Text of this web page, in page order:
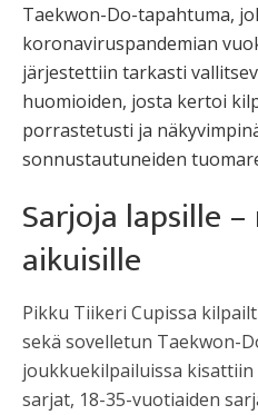
Taekwon-Do-tapahtuma,
koronaviruspandemian
järjestettiin tarkasti
huomioiden, josta kertoi
porrastetusti ja
sonnustautuneiden
Sarjoja lapsille
aikuisille
Pikku Tiikeri Cupissa
sekä sovelletun Taekwon-
joukkuekilpailuissa
sarjat, 18-35-vuotiaiden